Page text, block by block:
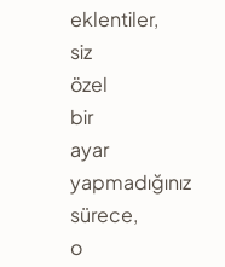
eklentiler,
siz
özel
bir
ayar
yapmadığınız
sürece,
o